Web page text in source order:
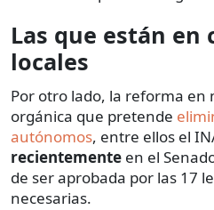
Las que están en
locales
Por otro lado, la reforma en
orgánica que pretende
autónomos, entre ellos el
recientemente en el
de ser aprobada por las 17
necesarias.